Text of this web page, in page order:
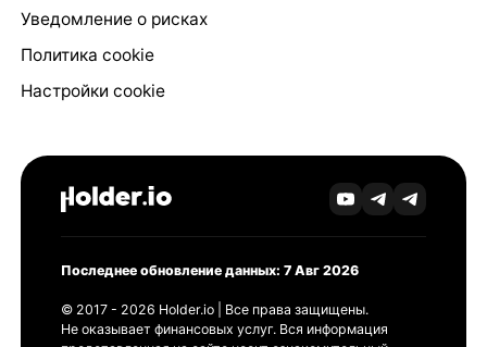
Уведомление о рисках
Политика cookie
Настройки cookie
Последнее обновление данных: 7 Авг 2026
© 2017 - 2026 Holder.io | Все права защищены.
Не оказывает финансовых услуг. Вся информация